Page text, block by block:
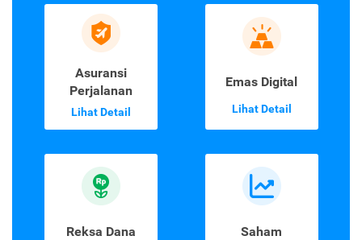
Asuransi
Perjalanan
Lihat Detail
Emas Digital
Lihat Detail
Reksa Dana Saham